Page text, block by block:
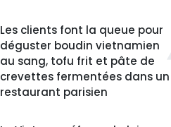
Les clients font la queue pour
déguster boudin vietnamien
au sang, tofu frit et pâte de
crevettes fermentées dans un
restaurant parisien